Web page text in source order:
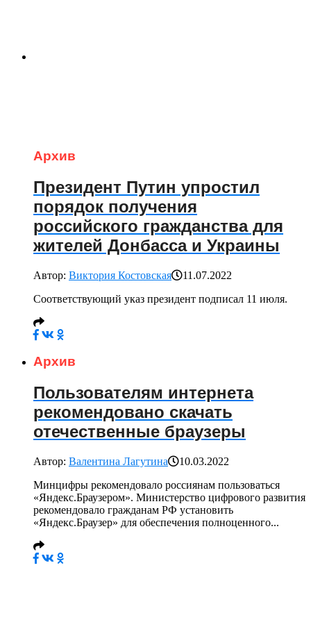
Архив
Президент Путин упростил
порядок получения
российского гражданства для
жителей Донбасса и Украины
Автор: Виктория Костовская
11.07.2022
Соответствующий указ президент подписал 11 июля.
Архив
Пользователям интернета
рекомендовано скачать
отечественные браузеры
Автор: Валентина Лагутина
10.03.2022
Минцифры рекомендовало россиянам пользоваться
«Яндекс.Браузером». Министерство цифрового развития
рекомендовало гражданам РФ установить
«Яндекс.Браузер» для обеспечения полноценного...